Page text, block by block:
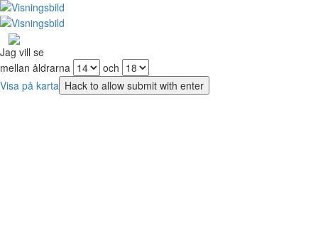
Jag vill se
mellan åldrarna
och
Visa på karta